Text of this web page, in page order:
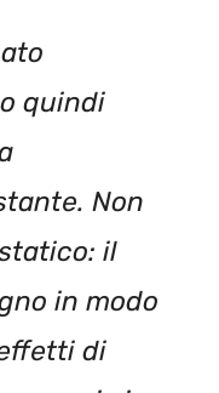
quindi
Non
il
in modo
di